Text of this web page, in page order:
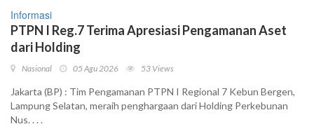
Informasi
PTPN I Reg.7 Terima Apresiasi Pengamanan Aset
dari Holding
Nasional 05 Agu 2026 53 Views
Jakarta (BP) : Tim Pengamanan PTPN I Regional 7 Kebun Bergen,
Lampung Selatan, meraih penghargaan dari Holding Perkebunan
Nus. . . .